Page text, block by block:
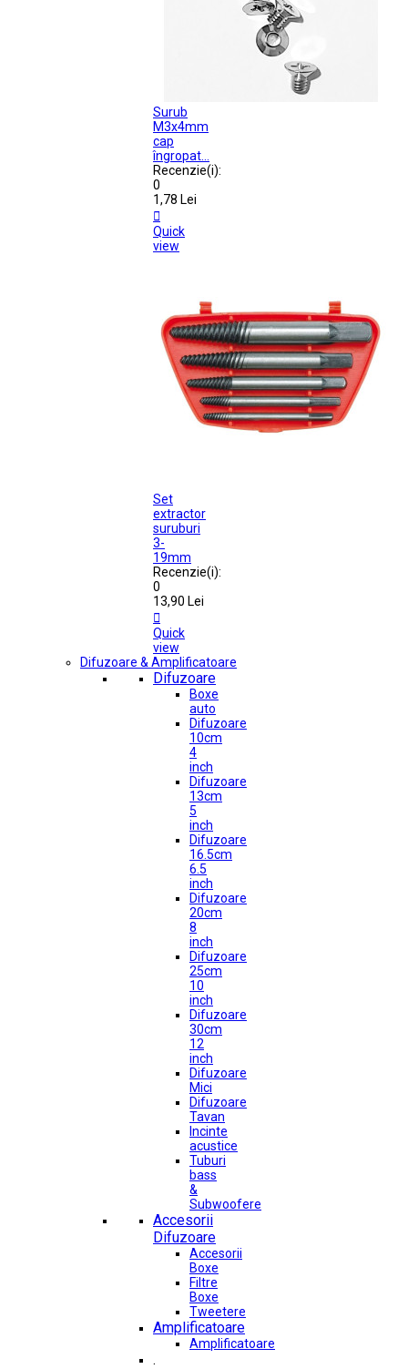
Surub
M3x4mm
cap
îngropat...
Recenzie(i):
0
1,78 Lei

Quick
view
Set
extractor
suruburi
3-
19mm
Recenzie(i):
0
13,90 Lei

Quick
view
Difuzoare & Amplificatoare
Difuzoare
Boxe
auto
Difuzoare
10cm
4
inch
Difuzoare
13cm
5
inch
Difuzoare
16.5cm
6.5
inch
Difuzoare
20cm
8
inch
Difuzoare
25cm
10
inch
Difuzoare
30cm
12
inch
Difuzoare
Mici
Difuzoare
Tavan
Incinte
acustice
Tuburi
bass
&
Subwoofere
Accesorii
Difuzoare
Accesorii
Boxe
Filtre
Boxe
Tweetere
Amplificatoare
Amplificatoare
.